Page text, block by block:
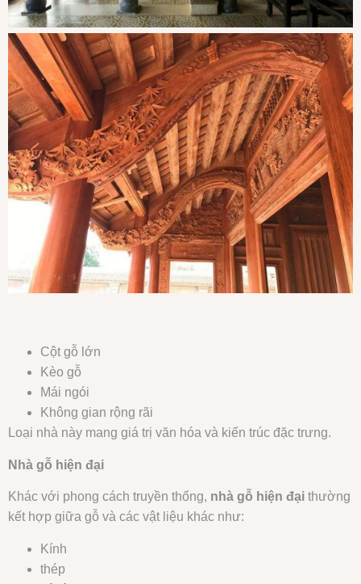
Cột gỗ lớn
Kèo gỗ
Mái ngói
Không gian rộng rãi
Loại nhà này mang giá trị văn hóa và kiến trúc đặc trưng.
Nhà gỗ hiện đại
Khác với phong cách truyền thống, nhà gỗ hiện đại thường
kết hợp giữa gỗ và các vật liệu khác như:
Kính
thép